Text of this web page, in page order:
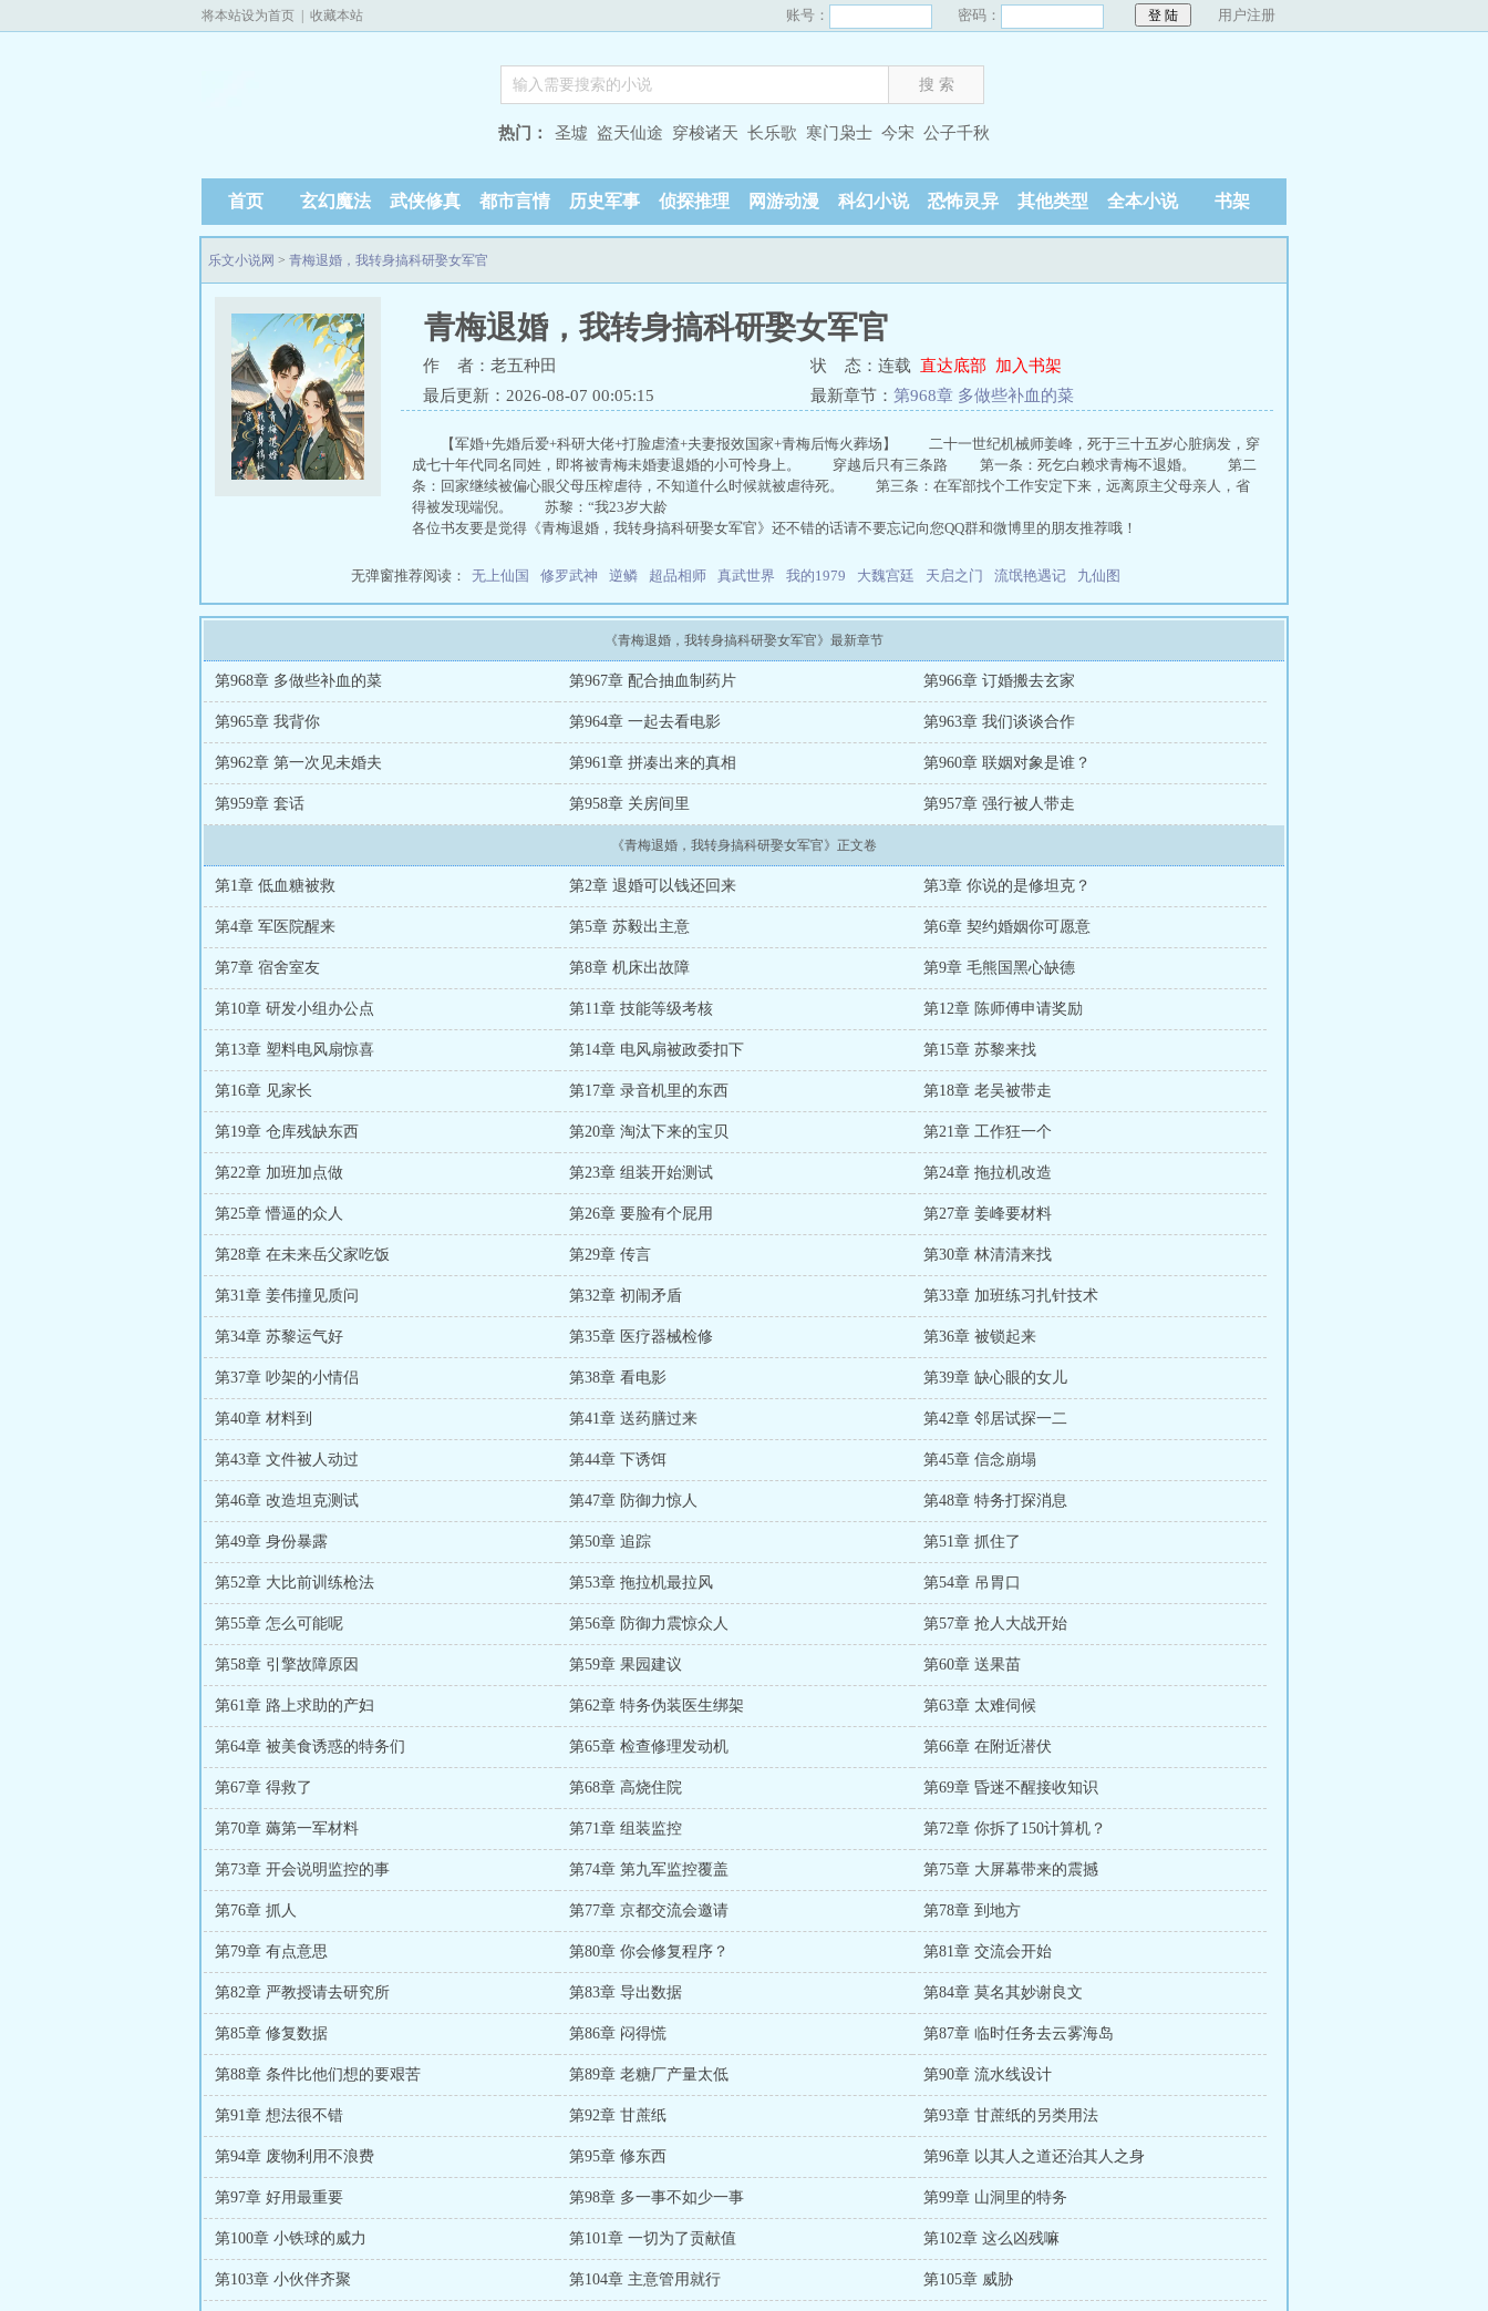
将本站设为首页 收藏本站 账号： 密码： 用户注册
热门： 圣墟 盗天仙途 穿梭诸天 长乐歌 寒门枭士 今宋 公子千秋
首页 玄幻魔法 武侠修真 都市言情 历史军事 侦探推理 网游动漫 科幻小说 恐怖灵异 其他类型 全本小说 书架
乐文小说网 > 青梅退婚，我转身搞科研娶女军官
青梅退婚，我转身搞科研娶女军官
作 者：老五种田 状 态：连载 直达底部
加入书架
最后更新：2026-08-07 00:05:15
最新章节： 第968章 多做些补血的菜
【军婚+先婚后爱+科研大佬+打脸虐渣+夫妻报效国家+青梅后悔火葬场】 二十一世纪机械师姜峰，死于三十五岁心脏病发，穿
成七十年代同名同姓，即将被青梅未婚妻退婚的小可怜身上。 穿越后只有三条路 第一条：死乞白赖求青梅不退婚。 第二
条：回家继续被偏心眼父母压榨虐待，不知道什么时候就被虐待死。 第三条：在军部找个工作安定下来，远离原主父母亲人，省
得被发现端倪。 苏黎：“我23岁大龄
各位书友要是觉得《青梅退婚，我转身搞科研娶女军官》还不错的话请不要忘记向您QQ群和微博里的朋友推荐哦！
无弹窗推荐阅读： 无上仙国 修罗武神 逆鳞 超品相师 真武世界 我的1979 大魏宫廷 天启之门 流氓艳遇记 九仙图
《青梅退婚，我转身搞科研娶女军官》最新章节
第968章 多做些补血的菜 第967章 配合抽血制药片 第966章 订婚搬去玄家
第965章 我背你 第964章 一起去看电影 第963章 我们谈谈合作
第962章 第一次见未婚夫 第961章 拼凑出来的真相 第960章 联姻对象是谁？
第959章 套话 第958章 关房间里 第957章 强行被人带走
《青梅退婚，我转身搞科研娶女军官》正文卷
第1章 低血糖被救 第2章 退婚可以钱还回来 第3章 你说的是修坦克？
第4章 军医院醒来 第5章 苏毅出主意 第6章 契约婚姻你可愿意
第7章 宿舍室友 第8章 机床出故障 第9章 毛熊国黑心缺德
第10章 研发小组办公点 第11章 技能等级考核 第12章 陈师傅申请奖励
第13章 塑料电风扇惊喜 第14章 电风扇被政委扣下 第15章 苏黎来找
第16章 见家长 第17章 录音机里的东西 第18章 老吴被带走
第19章 仓库残缺东西 第20章 淘汰下来的宝贝 第21章 工作狂一个
第22章 加班加点做 第23章 组装开始测试 第24章 拖拉机改造
第25章 懵逼的众人 第26章 要脸有个屁用 第27章 姜峰要材料
第28章 在未来岳父家吃饭 第29章 传言 第30章 林清清来找
第31章 姜伟撞见质问 第32章 初闹矛盾 第33章 加班练习扎针技术
第34章 苏黎运气好 第35章 医疗器械检修 第36章 被锁起来
第37章 吵架的小情侣 第38章 看电影 第39章 缺心眼的女儿
第40章 材料到 第41章 送药膳过来 第42章 邻居试探一二
第43章 文件被人动过 第44章 下诱饵 第45章 信念崩塌
第46章 改造坦克测试 第47章 防御力惊人 第48章 特务打探消息
第49章 身份暴露 第50章 追踪 第51章 抓住了
第52章 大比前训练枪法 第53章 拖拉机最拉风 第54章 吊胃口
第55章 怎么可能呢 第56章 防御力震惊众人 第57章 抢人大战开始
第58章 引擎故障原因 第59章 果园建议 第60章 送果苗
第61章 路上求助的产妇 第62章 特务伪装医生绑架 第63章 太难伺候
第64章 被美食诱惑的特务们 第65章 检查修理发动机 第66章 在附近潜伏
第67章 得救了 第68章 高烧住院 第69章 昏迷不醒接收知识
第70章 薅第一军材料 第71章 组装监控 第72章 你拆了150计算机？
第73章 开会说明监控的事 第74章 第九军监控覆盖 第75章 大屏幕带来的震撼
第76章 抓人 第77章 京都交流会邀请 第78章 到地方
第79章 有点意思 第80章 你会修复程序？ 第81章 交流会开始
第82章 严教授请去研究所 第83章 导出数据 第84章 莫名其妙谢良文
第85章 修复数据 第86章 闷得慌 第87章 临时任务去云雾海岛
第88章 条件比他们想的要艰苦 第89章 老糖厂产量太低 第90章 流水线设计
第91章 想法很不错 第92章 甘蔗纸 第93章 甘蔗纸的另类用法
第94章 废物利用不浪费 第95章 修东西 第96章 以其人之道还治其人之身
第97章 好用最重要 第98章 多一事不如少一事 第99章 山洞里的特务
第100章 小铁球的威力 第101章 一切为了贡献值 第102章 这么凶残嘛
第103章 小伙伴齐聚 第104章 主意管用就行 第105章 威胁